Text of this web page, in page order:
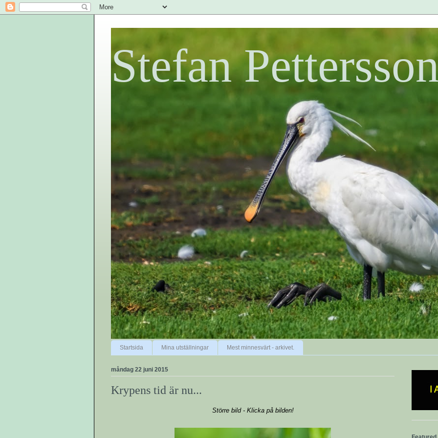
Stefan
Startsida Mina utställningar Mest minnesvärt - arkivet.
måndag 22 juni 2015
Krypens tid är nu...
Större bild - Klicka på bilden!